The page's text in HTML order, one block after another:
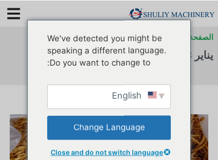
الصفحة الرئيسية» أرشيف لـ »أرشيف لـ
يناير 2023
We've detected you might be
speaking a different language.
Do you want to change to:
Change Language
Close and do not switch language